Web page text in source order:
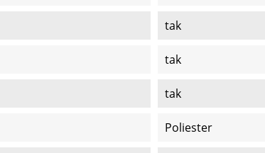
tak
tak
tak
Poliester